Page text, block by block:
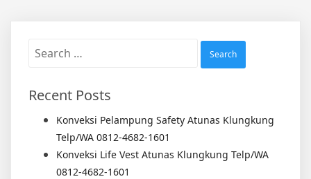
Search
Recent Posts
Konveksi Pelampung Safety Atunas Klungkung
Telp/WA 0812-4682-1601
Konveksi Life Vest Atunas Klungkung Telp/WA
0812-4682-1601